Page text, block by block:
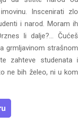
Inscenirati zlo
i narod. Moram ih
li dalje?… Čućeš
grmljavinom strašnom
zahteve studenata i
ne bih želeo, ni u kom